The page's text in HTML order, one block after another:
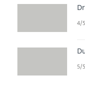
und
Video.
4/
5/